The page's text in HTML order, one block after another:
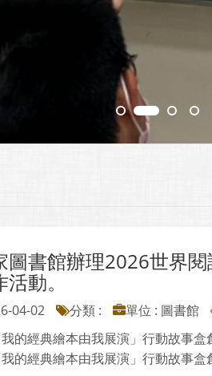
圖書館辦理2026世界
動。
04-02 分類 : 單位 : 圖書館
的經典繪本由我展演」行動故事
的經典繪本由我展演」行動故事